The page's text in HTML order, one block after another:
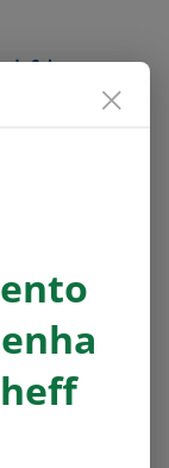
mais